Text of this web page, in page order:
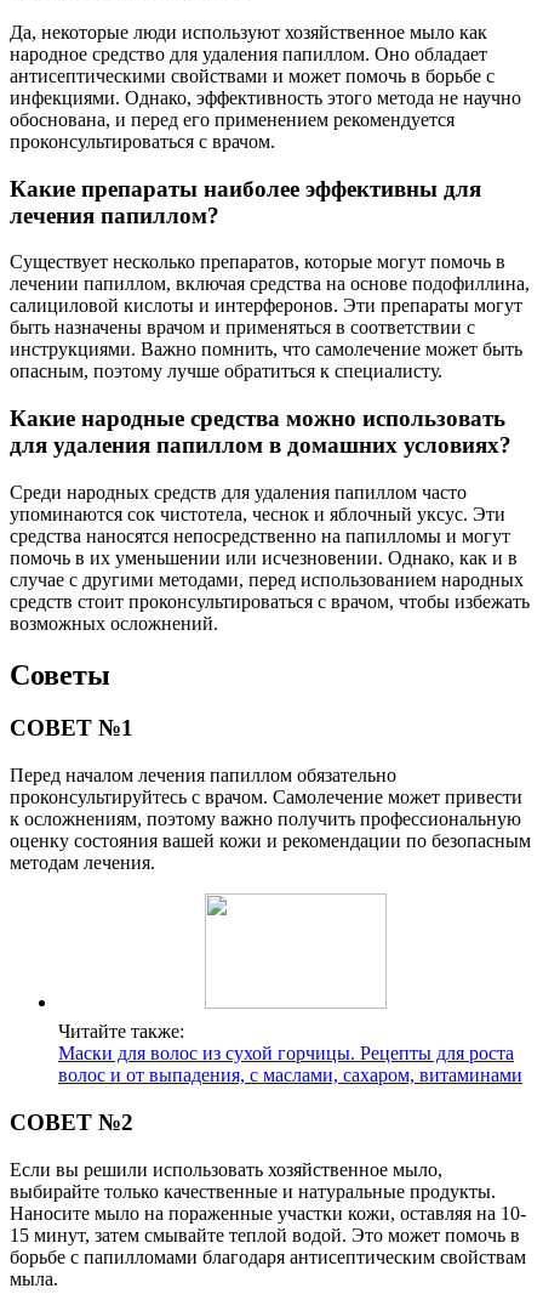
Да, некоторые люди используют хозяйственное мыло как
народное средство для удаления папиллом. Оно обладает
антисептическими свойствами и может помочь в борьбе с
инфекциями. Однако, эффективность этого метода не научно
обоснована, и перед его применением рекомендуется
проконсультироваться с врачом.
Какие препараты наиболее эффективны для
лечения папиллом?
Существует несколько препаратов, которые могут помочь в
лечении папиллом, включая средства на основе подофиллина,
салициловой кислоты и интерферонов. Эти препараты могут
быть назначены врачом и применяться в соответствии с
инструкциями. Важно помнить, что самолечение может быть
опасным, поэтому лучше обратиться к специалисту.
Какие народные средства можно использовать
для удаления папиллом в домашних условиях?
Среди народных средств для удаления папиллом часто
упоминаются сок чистотела, чеснок и яблочный уксус. Эти
средства наносятся непосредственно на папилломы и могут
помочь в их уменьшении или исчезновении. Однако, как и в
случае с другими методами, перед использованием народных
средств стоит проконсультироваться с врачом, чтобы избежать
возможных осложнений.
Советы
СОВЕТ №1
Перед началом лечения папиллом обязательно
проконсультируйтесь с врачом. Самолечение может привести
к осложнениям, поэтому важно получить профессиональную
оценку состояния вашей кожи и рекомендации по безопасным
методам лечения.
Читайте также:
Маски для волос из сухой горчицы. Рецепты для роста
волос и от выпадения, с маслами, сахаром, витаминами
СОВЕТ №2
Если вы решили использовать хозяйственное мыло,
выбирайте только качественные и натуральные продукты.
Наносите мыло на пораженные участки кожи, оставляя на 10-
15 минут, затем смывайте теплой водой. Это может помочь в
борьбе с папилломами благодаря антисептическим свойствам
мыла.